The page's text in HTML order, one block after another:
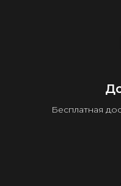
Бесплатная